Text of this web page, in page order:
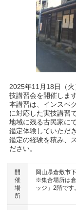
2025年11月18日（
技講習会を開催します
本講習は、インスペ
に対応した実技講習で
地域に残る古民家に
鑑定体験していただ
鑑定の経験を積み、
ださい。
開
催
場
所
岡山県倉敷市
※集合場所は
ッジ」2階です